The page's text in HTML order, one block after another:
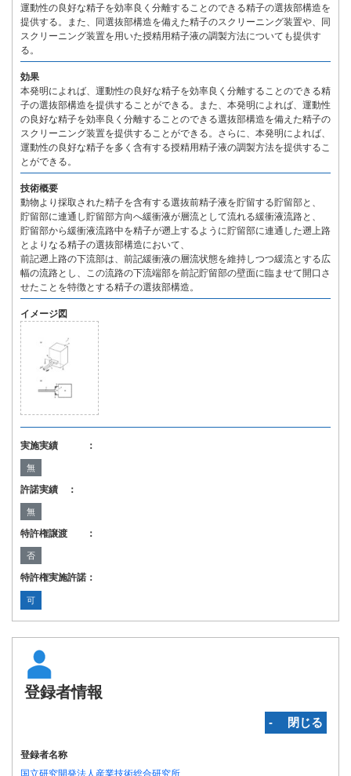
運動性の良好な精子を効率良く分離することのできる精子の選抜部構造を
提供する。また、同選抜部構造を備えた精子のスクリーニング装置や、同
スクリーニング装置を用いた授精用精子液の調製方法についても提供す
る。
効果
本発明によれば、運動性の良好な精子を効率良く分離することのできる精
子の選抜部構造を提供することができる。また、本発明によれば、運動性
の良好な精子を効率良く分離することのできる選抜部構造を備えた精子の
スクリーニング装置を提供することができる。さらに、本発明によれば、
運動性の良好な精子を多く含有する授精用精子液の調製方法を提供するこ
とができる。
技術概要
動物より採取された精子を含有する選抜前精子液を貯留する貯留部と、
貯留部に連通し貯留部方向へ緩衝液が層流として流れる緩衝液流路と、
貯留部から緩衝液流路中を精子が遡上するように貯留部に連通した遡上路
とよりなる精子の選抜部構造において、
前記遡上路の下流部は、前記緩衝液の層流状態を維持しつつ緩流とする広
幅の流路とし、この流路の下流端部を前記貯留部の壁面に臨ませて開口さ
せたことを特徴とする精子の選抜部構造。
イメージ図
実施実績 ：
無
許諾実績 ：
無
特許権譲渡 ：
否
特許権実施許諾：
可
登録者情報
‐ 閉じる
登録者名称
国立研究開発法人産業技術総合研究所